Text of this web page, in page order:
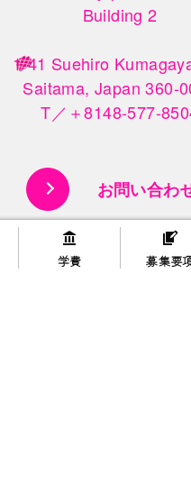
Building 2
1-41 Suehiro
Saitama, Japan 360-
T／＋8148-577-
お問い合わ
© SAKURA INTERNATIONAL JAPANESE
学費 募集要